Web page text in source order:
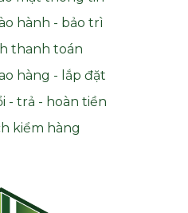
hành - bảo trì
thanh toán
hàng - lắp đặt
- trả - hoàn tiền
kiểm hàng